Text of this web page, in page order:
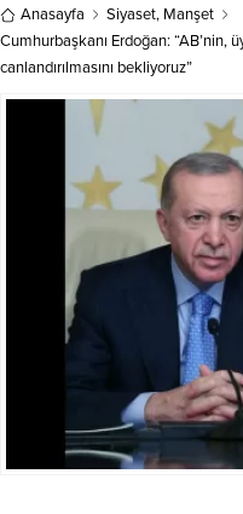
Anasayfa Siyaset, Manşet
Cumhurbaşkanı Erdoğan:
canlandırılmasını bekliyoruz”